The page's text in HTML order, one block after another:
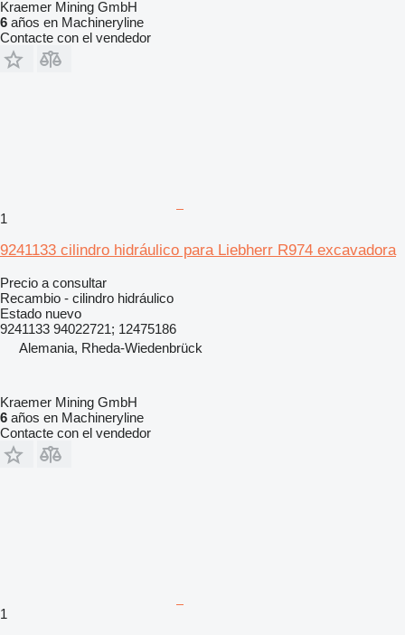
Kraemer Mining GmbH
6 años en Machineryline
Contacte con el vendedor
1
9241133 cilindro hidráulico para Liebherr R974 excavadora
Precio a consultar
Recambio - cilindro hidráulico
Estado nuevo
9241133 94022721; 12475186
Alemania, Rheda-Wiedenbrück
Kraemer Mining GmbH
6 años en Machineryline
Contacte con el vendedor
1